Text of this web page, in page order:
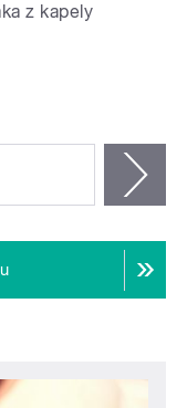
z kapely